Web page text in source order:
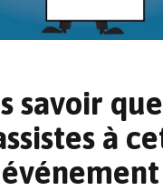
savoir
à
événement